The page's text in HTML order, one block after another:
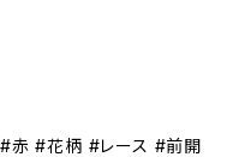
赤 #花柄 #レース #前開